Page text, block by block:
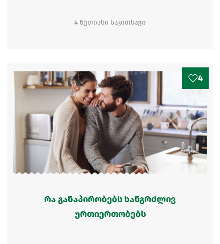
4 წუთიანი საკითხავი
4
რა განაპირობებს ხანგრძლივ
ურთიერთობებს